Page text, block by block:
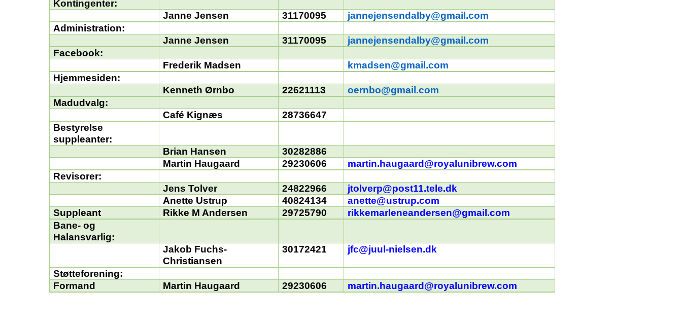
Kontingenter:
Janne Jensen
31170095
jannejensendalby@gmail.com
Administration:
Janne Jensen
31170095
jannejensendalby@gmail.com
Facebook:
Frederik Madsen
kmadsen@gmail.com
Hjemmesiden:
Kenneth Ørnbo
22621113
oernbo@gmail.com
Madudvalg:
Café Kignæs
28736647
Bestyrelse
suppleanter:
Brian Hansen
30282886
Martin Haugaard
29230606
martin.haugaard@royalunibrew.com
Revisorer:
Jens Tolver
24822966
jtolverp@post11.tele.dk
Anette Ustrup
40824134
anette@ustrup.com
Suppleant
Rikke M Andersen 29725790
rikkemarleneandersen@gmail.com
Bane- og
Halansvarlig:
Jakob Fuchs-
Christiansen
30172421 jfc@juul-nielsen.dk
Støtteforening:
Formand
Martin Haugaard 29230606 martin.haugaard@royalunibrew.com